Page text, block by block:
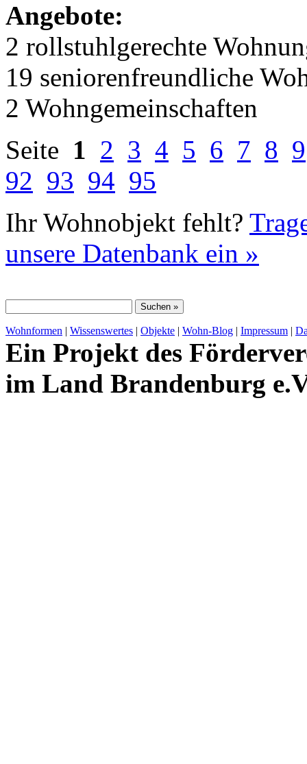
Angebote:
2 rollstuhlgerechte
19 seniorenfreundliche
2 Wohngemeinschaften
Seite 1 2 3 4 5 6 7 8 9
92 93 94 95
Ihr Wohnobjekt fehlt?
unsere Datenbank ein »
Wohnformen | Wissenswertes | Objekte | Wohn-Blog | Impressum |
Ein Projekt des
im Land Brandenburg